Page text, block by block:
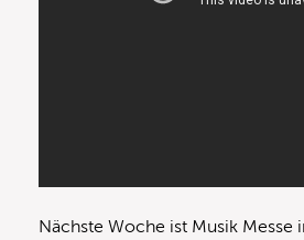
Nächste Woche ist Musik Messe